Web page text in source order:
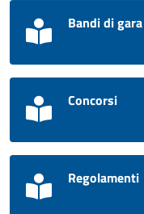
Bandi di gara
Concorsi
Regolamenti